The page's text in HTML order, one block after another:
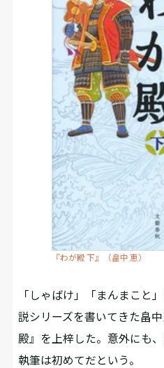
『わが殿 下』（畠中 恵）
「しゃばけ」「まんまこと
説シリーズを書いてきた畠
殿』を上梓した。意外にも
執筆は初めてだという。